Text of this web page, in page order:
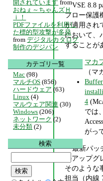
VSE 8.8
フロー保護
が適用され
において、
することが
マカ
（マ
4
では
がっ
最新パッ
のアップ
そのような
担当（内線
開されています from
おねぇ～ちゃんズＨ
ｉ！
PDFファイルを利用し
た標的型攻撃が多発
from デジタルカタログ
制作のデジパン
カテゴリ一覧
Mac (98)
マルチOS (856)
ハードウェア (63)
Linux (4)
マルウェア関連 (30)
Windows (206)
ネットワーク (2)
未分類 (2)
検索